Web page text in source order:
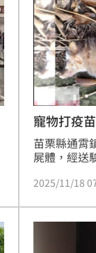
寵物打疫
苗栗縣通霄
屍體，經送
鎮首次檢出
檢署已請苗
域與鄰近鄉
教推展，
2025/11/18